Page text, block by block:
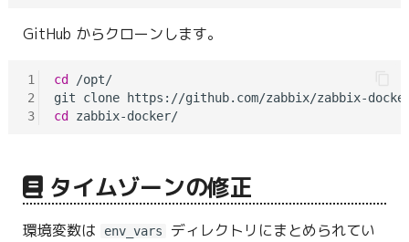
GitHub からクローンします。
1
2
3
cd /opt/
cd zabbix-docker/
タイムゾーンの修正
環境変数は env_vars
ディレクトリにまとめられてい